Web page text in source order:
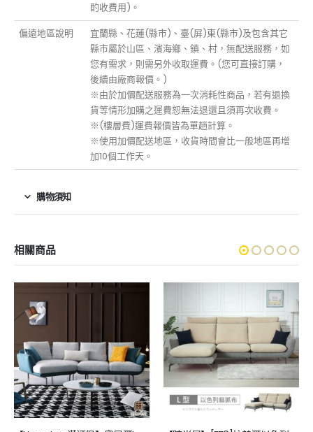
酌收費用)。
偏遠地區說明
宜蘭縣、花蓮(縣市)、臺(屏)東(縣市)及包含其它
縣市屬於山區、濱海鄉、鎮、村，無配送服務，如
您有需求，則需另外收取運費。(您可直接訂購，
後續由廠商報價。)
※由於加價配送服務為一次消耗性商品，若有退換
貨等情形加購之運費恕無法退還且須再次收費。
※(樓層費)運費報價皆為單趟計算。
※使用加價配送地區，收貨時間會比一般地區再增
加10個工作天。
購物須知
相關商品